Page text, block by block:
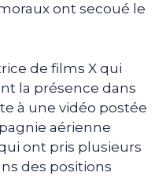
ont secoué le
de films X qui
la présence dans
à une vidéo postée
aérienne
ont pris plusieurs
des positions